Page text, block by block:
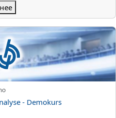
- Demokurs
- Demokurs